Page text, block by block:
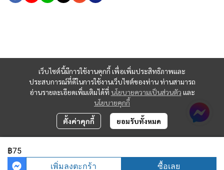
฿75
เพิ่มลงตะกร้า ซื้อเลย
เว็บไซต์นี้มีการใช้งานคุกกี้ เพื่อเพิ่มประสิทธิภาพและ
ประสบการณ์ที่ดีในการใช้งานเว็บไซต์ของท่าน ท่านสามารถ
อ่านรายละเอียดเพิ่มเติมได้ที่ นโยบายความเป็นส่วนตัว และ
นโยบายคุกกี้
ตั้งค่าคุกกี้ ยอมรับทั้งหมด
Copyright 2023 | All Rights Reserved | Powered by MWE